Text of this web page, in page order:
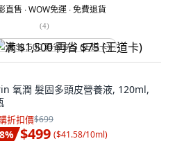
直售 ∙ WOW免運 ∙ 免費退貨
(4)
满 $1,500 再省 $75 (王道卡)
氧潤 髮固多頭皮營養液, 120ml,
折扣價$699
% $499 ($41.58/10ml)